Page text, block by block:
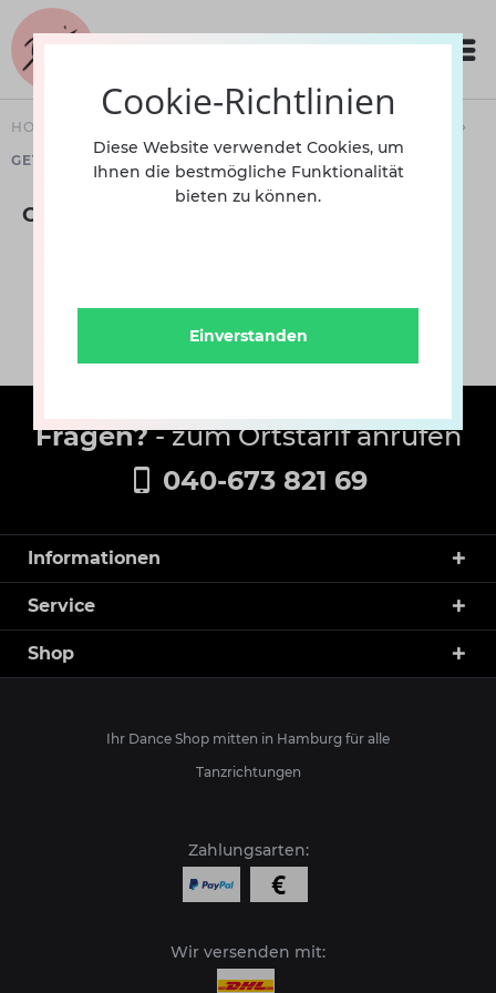
HOME
GETEILTE CHROMLEDERSOHLE
Geteilte Chromledersohle
Fragen?- zum Ortstarif anrufen
040-673 821 69
Informationen
Service
Shop
Ihr Dance Shop mitten in Hamburg für alle
Tanzrichtungen
Zahlungsarten:
Wir versenden mit:
Cookie-Richtlinien
Diese Website verwendet Cookies, um
Ihnen die bestmögliche Funktionalität
bieten zu können.
Einverstanden